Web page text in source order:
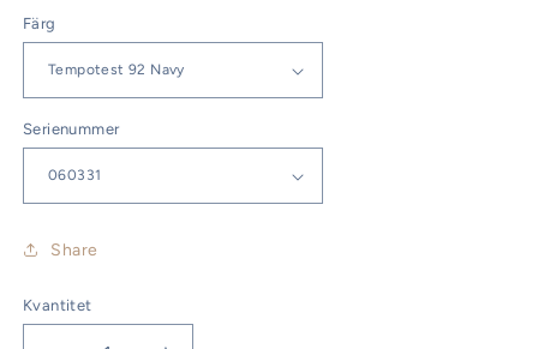
Färg
Serienummer
Share
Kvantitet